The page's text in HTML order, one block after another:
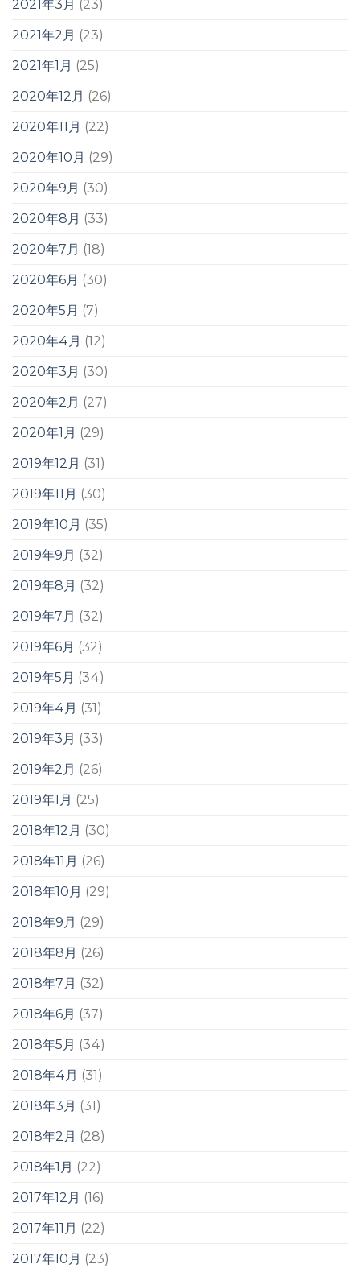
2021年3月 (23)
2021年2月 (23)
2021年1月 (25)
2020年12月 (26)
2020年11月 (22)
2020年10月 (29)
2020年9月 (30)
2020年8月 (33)
2020年7月 (18)
2020年6月 (30)
2020年5月 (7)
2020年4月 (12)
2020年3月 (30)
2020年2月 (27)
2020年1月 (29)
2019年12月 (31)
2019年11月 (30)
2019年10月 (35)
2019年9月 (32)
2019年8月 (32)
2019年7月 (32)
2019年6月 (32)
2019年5月 (34)
2019年4月 (31)
2019年3月 (33)
2019年2月 (26)
2019年1月 (25)
2018年12月 (30)
2018年11月 (26)
2018年10月 (29)
2018年9月 (29)
2018年8月 (26)
2018年7月 (32)
2018年6月 (37)
2018年5月 (34)
2018年4月 (31)
2018年3月 (31)
2018年2月 (28)
2018年1月 (22)
2017年12月 (16)
2017年11月 (22)
2017年10月 (23)